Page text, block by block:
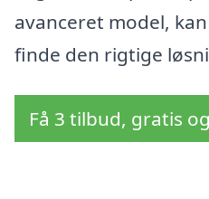
avanceret model,
finde den rigtige
Få 3 tilbud, gratis